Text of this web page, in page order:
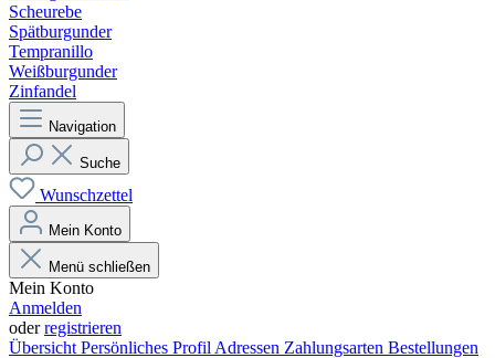
Scheurebe
Spätburgunder
Tempranillo
Weißburgunder
Zinfandel
Navigation
Suche
Wunschzettel
Mein Konto
Menü schließen
Mein Konto
Anmelden
oderregistrieren
Übersicht Persönliches Profil Adressen Zahlungsarten Bestellungen